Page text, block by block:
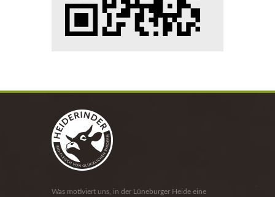
Was motiviert uns, in der Lüneburger Heide eine